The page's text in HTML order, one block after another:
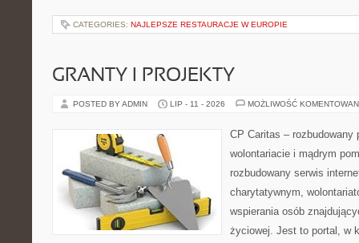
CATEGORIES: NAJLEPSZE RESTAURACJE W EUROPIE
GRANTY I PROJEKTY
POSTED BY ADMIN LIP - 11 - 2026 MOŻLIWOŚĆ
CP Caritas – rozbudowany
wolontariacie i mądrym
rozbudowany serwis
charytatywnym,
wspierania osób
życiowej. Jest to portal, w